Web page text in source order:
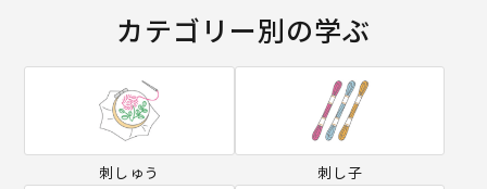
カテゴリー別の学ぶ
刺しゅう 刺し子